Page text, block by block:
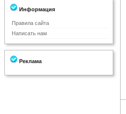
Информация
Правила сайта
Написать нам
Реклама